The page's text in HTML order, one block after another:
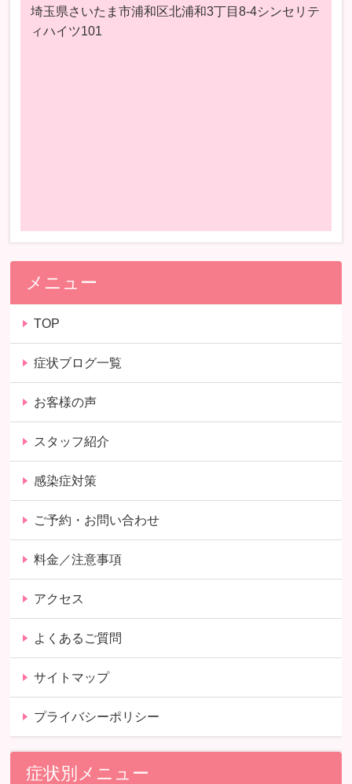
埼玉県さいたま市浦和区北浦和3丁目8-4シンセリテ
ィハイツ101
メニュー
TOP
症状ブログ一覧
お客様の声
スタッフ紹介
感染症対策
ご予約・お問い合わせ
料金／注意事項
アクセス
よくあるご質問
サイトマップ
プライバシーポリシー
症状別メニュー